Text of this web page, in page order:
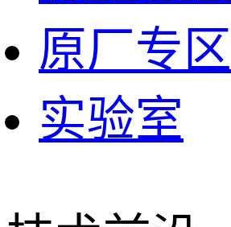
原厂专区
实验室